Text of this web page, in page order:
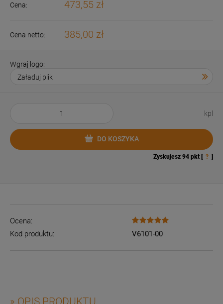
Cena: 473,55 zł
Cena netto: 385,00 zł
Wgraj logo:
kpl
DO KOSZYKA
Zyskujesz 94 pkt [ ? ]
Ocena:
Kod produktu:
V6101-00
» OPIS PRODUKTU